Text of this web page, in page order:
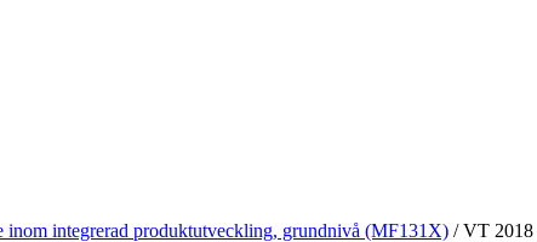
inom integrerad produktutveckling, grundnivå (MF131X) /VT 2018